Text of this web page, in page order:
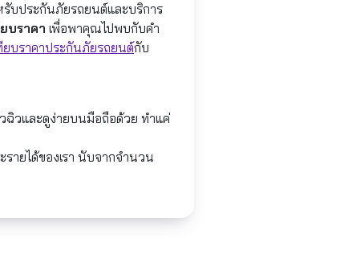
รับประกันภัยรถยนต์และบริการ
บราคา เพื่อพาคุณไปพบกับคำ
ยบราคาประกันภัยรถยนต์กับ
วฉิวและดูง่ายบนมือถือด้วย ทำแค่
รายได้ของเรา นับจากจำนวน